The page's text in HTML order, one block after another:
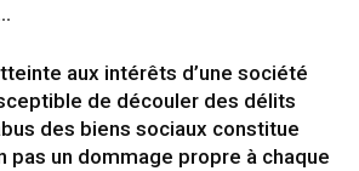
aux intérêts d’une société
de découler des délits
des biens sociaux constitue
pas un dommage propre à chaque